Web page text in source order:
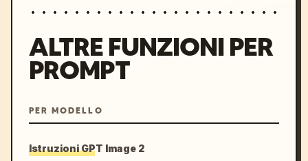
ALTRE FUNZIONI PER
PROMPT
PER MODELLO
Istruzioni GPT Image 2